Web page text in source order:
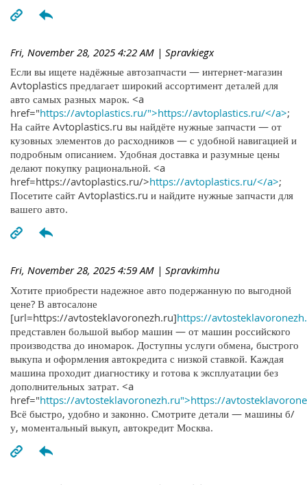
Fri, November 28, 2025 4:22 AM | Spravkiegx
Если вы ищете надёжные автозапчасти — интернет-магазин
Avtoplastics предлагает широкий ассортимент деталей для
авто самых разных марок. <a
href="https://avtoplastics.ru/">https://avtoplastics.ru/</a>;
На сайте Avtoplastics.ru вы найдёте нужные запчасти — от
кузовных элементов до расходников — с удобной навигацией и
подробным описанием. Удобная доставка и разумные цены
делают покупку рациональной. <a
href=https://avtoplastics.ru/>https://avtoplastics.ru/</a>;
Посетите сайт Avtoplastics.ru и найдите нужные запчасти для
вашего авто.
Fri, November 28, 2025 4:59 AM | Spravkimhu
Хотите приобрести надежное авто подержанную по выгодной
цене? В автосалоне
[url=https://avtosteklavoronezh.ru]https://
представлен большой выбор машин — от машин российского
производства до иномарок. Доступны услуги обмена, быстрого
выкупа и оформления автокредита с низкой ставкой. Каждая
машина проходит диагностику и готова к эксплуатации без
дополнительных затрат. <a
href="https://avtosteklavoronezh.ru">https://
Всё быстро, удобно и законно. Смотрите детали — машины б/
у, моментальный выкуп, автокредит Москва.